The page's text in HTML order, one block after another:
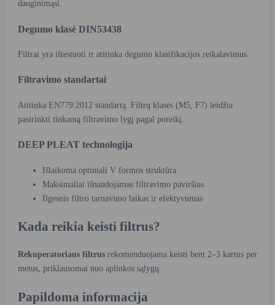
dauginimąsi.
Degumo klasė DIN53438
Filtrai yra ištestuoti ir atitinka degumo klasifikacijos reikalavimus.
Filtravimo standartai
Atitinka EN779:2012 standartą. Filtrų klasės (M5, F7) leidžia
pasirinkti tinkamą filtravimo lygį pagal poreikį.
DEEP PLEAT technologija
Išlaikoma optimali V formos struktūra
Maksimaliai išnaudojamas filtravimo paviršius
Ilgesnis filtro tarnavimo laikas ir efektyvumas
Kada reikia keisti filtrus?
Rekuperatoriaus filtrus rekomenduojama keisti bent 2–3 kartus per
metus, priklausomai nuo aplinkos sąlygų.
Papildoma informacija